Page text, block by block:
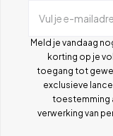
Vul je e-
Meld je vandaag
korting op je
toegang tot
exclusieve
toestemming
verwerking van